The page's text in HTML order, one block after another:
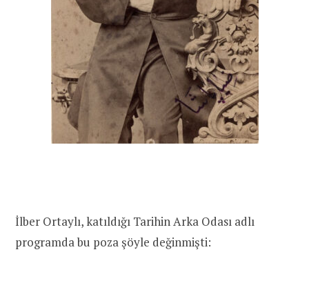
İlber Ortaylı, katıldığı Tarihin Arka Odası adlı
programda bu poza şöyle değinmişti: